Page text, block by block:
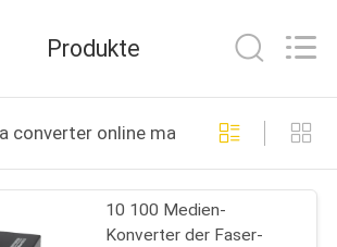
Produkte
converter online manufacture
10 100 Medien-
Konverter der Faser-